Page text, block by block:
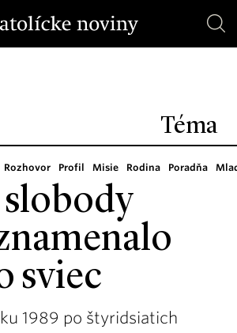
Téma
Rozhovor Profil Misie Rodina Poradňa
sviec
1989 po štyridsiatich